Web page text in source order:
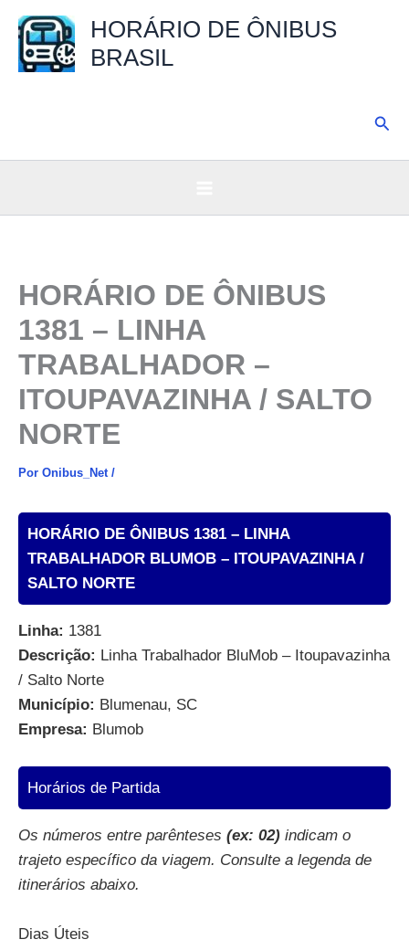
para
HORÁRIO DE ÔNIBUS
BRASIL
HORÁRIO DE ÔNIBUS
1381 – LINHA
TRABALHADOR –
ITOUPAVAZINHA / SALTO
NORTE
Por Onibus_Net /
HORÁRIO DE ÔNIBUS 1381 – LINHA
TRABALHADOR BLUMOB – ITOUPAVAZINHA /
SALTO NORTE
Linha: 1381
Descrição: Linha Trabalhador BluMob – Itoupavazinha
/ Salto Norte
Município: Blumenau, SC
Empresa: Blumob
Horários de Partida
Os números entre parênteses (ex: 02) indicam o
trajeto específico da viagem. Consulte a legenda de
itinerários abaixo.
Dias Úteis